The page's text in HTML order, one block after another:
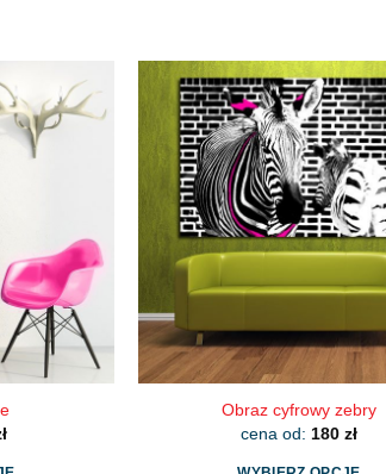
Obraz cyfrowy zebry
cena od: 180 zł